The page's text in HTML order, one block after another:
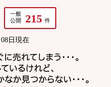
一般
公開
215 件
日現在